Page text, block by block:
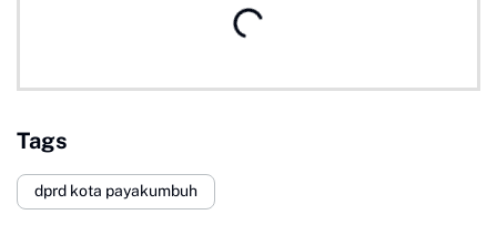
Tags
dprd kota payakumbuh